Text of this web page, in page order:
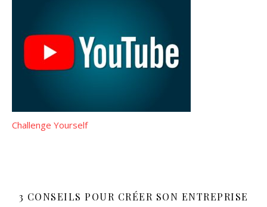
Challenge Yourself
3 CONSEILS POUR CRÉER SON ENTREPRISE